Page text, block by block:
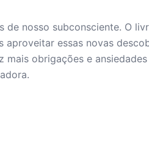
nosso subconsciente. O
essas novas
obrigações e